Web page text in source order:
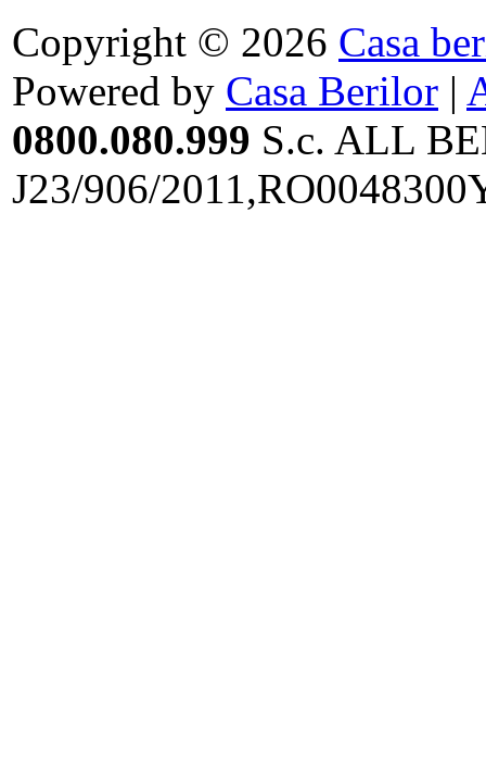
Copyright © 2026 Casa
Powered by Casa Berilor |
0800.080.999 S.c. ALL
J23/906/